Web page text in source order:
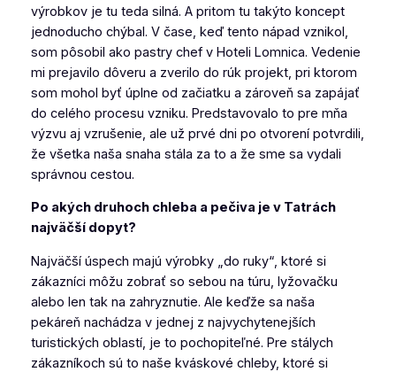
výrobkov je tu teda silná. A pritom tu takýto koncept
jednoducho chýbal. V čase, keď tento nápad vznikol,
som pôsobil ako pastry chef v Hoteli Lomnica. Vedenie
mi prejavilo dôveru a zverilo do rúk projekt, pri ktorom
som mohol byť úplne od začiatku a zároveň sa zapájať
do celého procesu vzniku. Predstavovalo to pre mňa
výzvu aj vzrušenie, ale už prvé dni po otvorení potvrdili,
že všetka naša snaha stála za to a že sme sa vydali
správnou cestou.
Po akých druhoch chleba a pečiva je v Tatrách
najväčší dopyt?
Najväčší úspech majú výrobky „do ruky“, ktoré si
zákazníci môžu zobrať so sebou na túru, lyžovačku
alebo len tak na zahryznutie. Ale keďže sa naša
pekáreň nachádza v jednej z najvychytenejších
turistických oblastí, je to pochopiteľné. Pre stálych
zákazníkoch sú to naše kváskové chleby, ktoré si